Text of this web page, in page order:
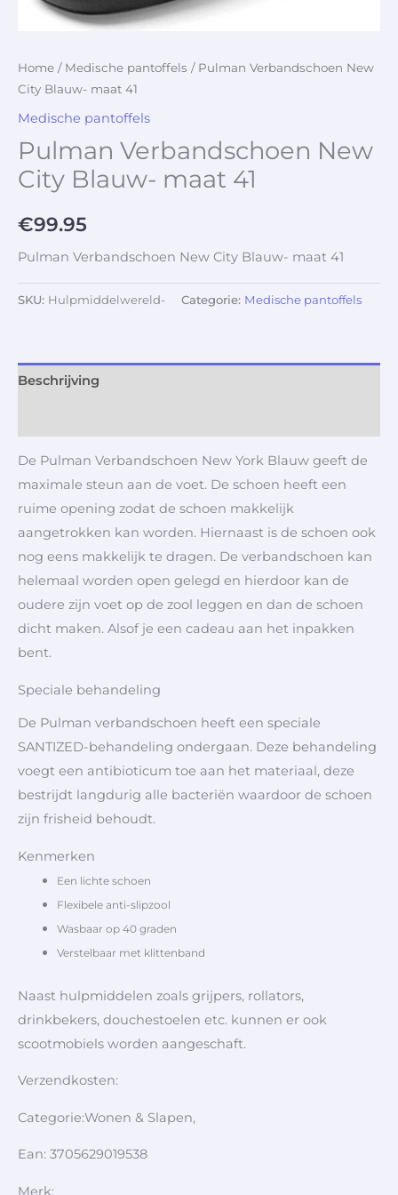
Home / Medische pantoffels / Pulman Verbandschoen New
City Blauw- maat 41
Medische pantoffels
Pulman Verbandschoen New
City Blauw- maat 41
€99.95
Pulman Verbandschoen New City Blauw- maat 41
SKU: Hulpmiddelwereld- Categorie: Medische pantoffels
Beschrijving
De Pulman Verbandschoen New York Blauw geeft de
maximale steun aan de voet. De schoen heeft een
ruime opening zodat de schoen makkelijk
aangetrokken kan worden. Hiernaast is de schoen ook
nog eens makkelijk te dragen. De verbandschoen kan
helemaal worden open gelegd en hierdoor kan de
oudere zijn voet op de zool leggen en dan de schoen
dicht maken. Alsof je een cadeau aan het inpakken
bent.
Speciale behandeling
De Pulman verbandschoen heeft een speciale
SANTIZED-behandeling ondergaan. Deze behandeling
voegt een antibioticum toe aan het materiaal, deze
bestrijdt langdurig alle bacteriën waardoor de schoen
zijn frisheid behoudt.
Kenmerken
Een lichte schoen
Flexibele anti-slipzool
Wasbaar op 40 graden
Verstelbaar met klittenband
Naast hulpmiddelen zoals grijpers, rollators,
drinkbekers, douchestoelen etc. kunnen er ook
scootmobiels worden aangeschaft.
Verzendkosten:
Categorie:Wonen & Slapen,
Ean: 3705629019538
Merk: